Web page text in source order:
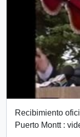
Recibimiento
Puerto Montt :